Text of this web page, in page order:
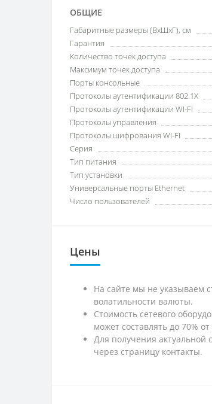
ОБЩИЕ
Габаритные размеры (ВхШхГ), см
Гарантия
Количество точек доступа
Максимум точек доступа
Порты консольные
Протоколы аутентификации 802.1X
Протоколы аутентификации WI-FI
Протоколы управления
Протоколы шифрования WI-FI
Серия
Тип питания
Тип установки
Универсальные порты Ethernet
Число пользователей
Цены
На сайте мы не указываем
волатильности валюты.
Стоимость сетевого
может составлять до 70%
Для получения актуальной
через страницу контакты.